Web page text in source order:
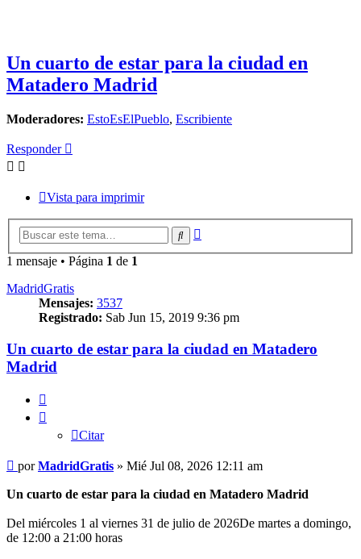
Un cuarto de estar para la ciudad en
Matadero Madrid
Moderadores: EstoEsElPueblo, Escribiente
Responder
Vista para imprimir
Buscar
1 mensaje • Página 1 de 1
MadridGratis
Mensajes: 3537
Registrado: Sab Jun 15, 2019 9:36 pm
Un cuarto de estar para la ciudad en Matadero
Madrid
Citar
Mensaje
porMadridGratis » Mié Jul 08, 2026 12:11 am
Un cuarto de estar para la ciudad en Matadero Madrid
Del miércoles 1 al viernes 31 de julio de 2026De martes a domingo,
de 12:00 a 21:00 horas